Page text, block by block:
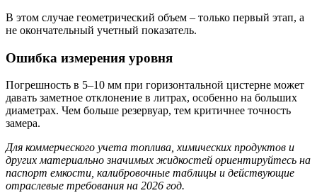
В этом случае геометрический объем – только первый этап, а
не окончательный учетный показатель.
Ошибка измерения уровня
Погрешность в 5–10 мм при горизонтальной цистерне может
давать заметное отклонение в литрах, особенно на больших
диаметрах. Чем больше резервуар, тем критичнее точность
замера.
Для коммерческого учета топлива, химических продуктов и
других материально значимых жидкостей ориентируйтесь на
паспорт емкости, калибровочные таблицы и действующие
отраслевые требования на 2026 год.